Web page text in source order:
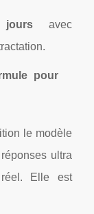
avec
pour
le modèle
ultra
Elle est